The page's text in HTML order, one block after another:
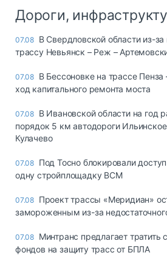
Дороги,
07.08 В Свердловской области из-
трассу Невьянск – Реж –
07.08 В Бессоновке на трассе
ход капитального ремонта моста
07.08 В Ивановской области на год
порядок 5 км автодороги
Кулачево
07.08 Под Тосно блокировали
одну стройплощадку ВСМ
07.08 Проект трассы «Меридиан»
замороженным из-за
07.08 Минтранс предлагает
фондов на защиту трасс от БПЛА